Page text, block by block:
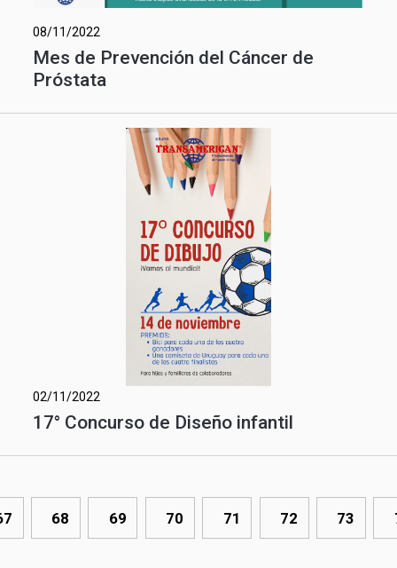
08/11/2022
Mes de Prevención del Cáncer de
Próstata
02/11/2022
17° Concurso de Diseño infantil
68 69 70 71 72 73